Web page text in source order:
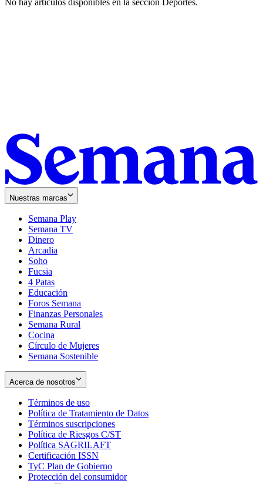
No hay artículos disponibles en la sección Deportes.
Nuestras marcas
Semana Play
Semana TV
Dinero
Arcadia
Soho
in
new
window
Fucsia
in
new
window
4 Patas
Educación
Foros Semana
Finanzas Personales
Semana Rural
Cocina
Círculo de Mujeres
Semana Sostenible
Acerca de nosotros
Términos de uso
in
new
window
Política de Tratamiento de Datos
Términos suscripciones
in
Política de Riesgos C/ST
Política SAGRILAFT
new
window
Certificación ISSN
in
new
TyC Plan de Gobierno
in
Protección del consumidorOpens